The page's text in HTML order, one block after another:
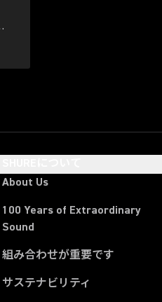
About Us
100 Years of Extraordinary
Sound
組み合わせが重要です
サステナビリティ